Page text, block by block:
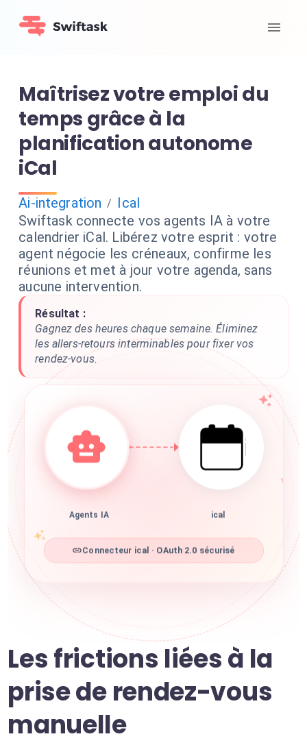
Maîtrisez votre emploi du
temps grâce à la
planification autonome
iCal
Ai-integration / Ical
Swiftask connecte vos agents IA à votre
calendrier iCal. Libérez votre esprit : votre
agent négocie les créneaux, confirme les
réunions et met à jour votre agenda, sans
aucune intervention.
Résultat :
Gagnez des heures chaque semaine. Éliminez
les allers-retours interminables pour fixer vos
rendez-vous.
Agents IA ical
Connecteur ical · OAuth 2.0 sécurisé
Les frictions liées à la
prise de rendez-vous
manuelle